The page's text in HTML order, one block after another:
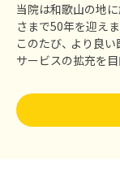
当院は和歌山の地
さまで50年を迎えま
このたび、 より良
サービスの拡充を